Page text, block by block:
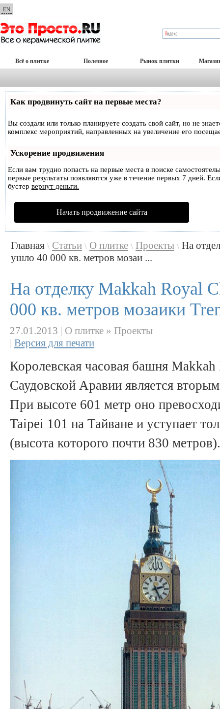
EN
Всё о плитке Полезное Рынок плитки
Как продвинуть сайт на первые места?
Вы создали или только планируете создать свой сайт, но не
комплекс мероприятий, направленных на увеличение его
Ускорение продвижения
Если вам трудно попасть на первые места в поиске
первые результаты появляются уже в течение первых 7 дней.
бустер вернут деньги.
Начать продвижение сайта
Главная \ Статьи \ О плитке \ Проекты \ На
ушло 40 000 кв. метров мозаи ...
На отделку Makkah Royal
000 кв. метров мозаики
27.01.2013 | О плитке » Проекты
| Версия для печати
Королевская часовая башня
Саудовской Аравии является
При высоте 601 метр оно
Taipei 101 на Тайване и уступает
(высота которого почти 830 метров).